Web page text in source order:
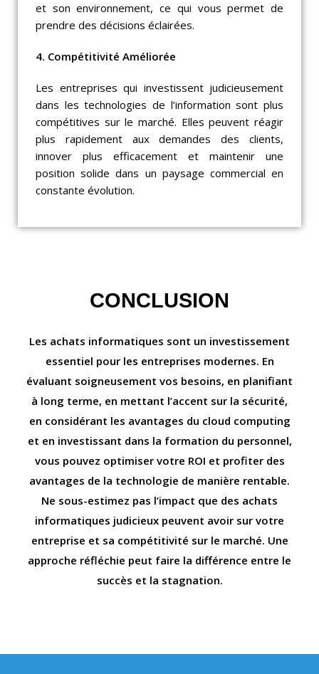
et son environnement, ce qui vous permet de
prendre des décisions éclairées.
4. Compétitivité Améliorée
Les entreprises qui investissent judicieusement
dans les technologies de l’information sont plus
compétitives sur le marché. Elles peuvent réagir
plus rapidement aux demandes des clients,
innover plus efficacement et maintenir une
position solide dans un paysage commercial en
constante évolution.
CONCLUSION
Les achats informatiques sont un investissement
essentiel pour les entreprises modernes. En
évaluant soigneusement vos besoins, en planifiant
à long terme, en mettant l’accent sur la sécurité,
en considérant les avantages du cloud computing
et en investissant dans la formation du personnel,
vous pouvez optimiser votre ROI et profiter des
avantages de la technologie de manière rentable.
Ne sous-estimez pas l’impact que des achats
informatiques judicieux peuvent avoir sur votre
entreprise et sa compétitivité sur le marché. Une
approche réfléchie peut faire la différence entre le
succès et la stagnation.